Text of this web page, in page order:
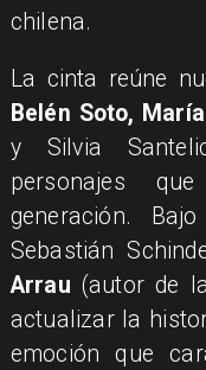
chilena.
La cinta reúne
Belén Soto,
y Silvia
personajes
generación.
Sebastián
Arrau (autor de
actualizar la
emoción que